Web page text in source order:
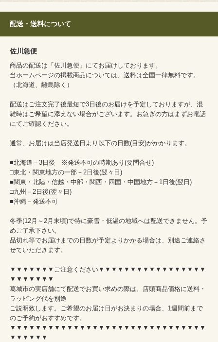
配送・送料について
佐川急便
商品の配送は「佐川急便」にてお届けしております。
当ホームページの掲載商品については、送料は全国一律無料です。
（北海道、離島除く）
配送はご注文完了後最短で3日後のお届けを予定しておりますが、混
雑時はご希望に添えない場合がございます。お急ぎの方はまずお電話
にてご確認ください。
通常、お届けは当店発送日より以下の日数(目安)がかかります。
■北海道－3日後 ※発送不可の時期あり(要問合せ)
□東北・関東地方の一部－2日後(翌々日)
■関東・北陸・信越・中部・関西・四国・中国地方－1日後(翌日)
□九州－2日後(翌々日)
■沖縄－発送不可
冬季(12月～2月末頃)で特に豪雪・低温の地域へは配送できません。予
めご了承下さい。
品切れ等でお届けまでの日数が予定よりかかる場合は、別途ご連絡さ
せていただきます。
▼▼▼▼▼▼▼ご注意ください▼▼▼▼▼▼▼▼▼▼▼▼▼▼▼▼▼
▼▼▼▼▼▼▼
葛城市の実店舗にて配送でお買い求めの際は、店頭商品価格に送料・
ラッピング代を別途
ご説明致します。ご希望のお届け日がお決まりの場合、1週間前まで
のご予約がおすすめです。
▼▼▼▼▼▼▼▼▼▼▼▼▼▼▼▼▼▼▼▼▼▼▼▼▼▼▼▼▼▼▼
▼▼▼▼▼▼